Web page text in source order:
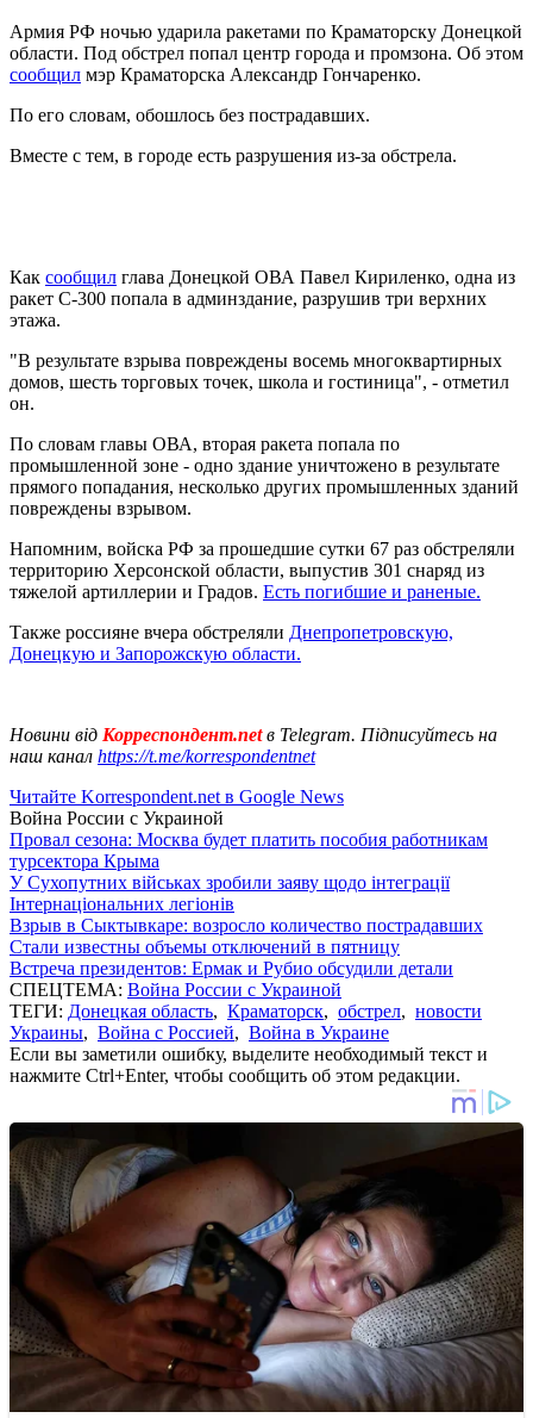
Армия РФ ночью ударила ракетами по Краматорску Донецкой
области. Под обстрел попал центр города и промзона. Об этом
сообщил мэр Краматорска Александр Гончаренко.
По его словам, обошлось без пострадавших.
Вместе с тем, в городе есть разрушения из-за обстрела.
Как сообщил глава Донецкой ОВА Павел Кириленко, одна из
ракет С-300 попала в админздание, разрушив три верхних
этажа.
"В результате взрыва повреждены восемь многоквартирных
домов, шесть торговых точек, школа и гостиница", - отметил
он.
По словам главы ОВА, вторая ракета попала по
промышленной зоне - одно здание уничтожено в результате
прямого попадания, несколько других промышленных зданий
повреждены взрывом.
Напомним, войска РФ за прошедшие сутки 67 раз обстреляли
территорию Херсонской области, выпустив 301 снаряд из
тяжелой артиллерии и Градов. Есть погибшие и раненые.
Также россияне вчера обстреляли Днепропетровскую,
Донецкую и Запорожскую области.
Новини від Корреспондент.netв Telegram. Підписуйтесь на
наш канал https://t.me/korrespondentnet
Читайте Korrespondent.net в Google News
Война России с Украиной
Провал сезона: Москва будет платить пособия работникам
турсектора Крыма
У Сухопутних військах зробили заяву щодо інтеграції
Інтернаціональних легіонів
Взрыв в Сыктывкаре: возросло количество пострадавших
Стали известны объемы отключений в пятницу
Встреча президентов: Ермак и Рубио обсудили детали
СПЕЦТЕМА: Война России с Украиной
ТЕГИ: Донецкая область, Краматорск, обстрел, новости
Украины, Война с Россией, Война в Украине
Если вы заметили ошибку, выделите необходимый текст и
нажмите Ctrl+Enter, чтобы сообщить об этом редакции.